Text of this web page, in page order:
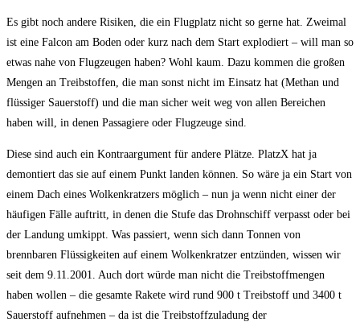
Es gibt noch andere Risiken, die ein Flugplatz nicht so gerne hat. Zweimal
ist eine Falcon am Boden oder kurz nach dem Start explodiert – will man so
etwas nahe von Flugzeugen haben? Wohl kaum. Dazu kommen die großen
Mengen an Treibstoffen, die man sonst nicht im Einsatz hat (Methan und
flüssiger Sauerstoff) und die man sicher weit weg von allen Bereichen
haben will, in denen Passagiere oder Flugzeuge sind.
Diese sind auch ein Kontraargument für andere Plätze. PlatzX hat ja
demontiert das sie auf einem Punkt landen können. So wäre ja ein Start von
einem Dach eines Wolkenkratzers möglich – nun ja wenn nicht einer der
häufigen Fälle auftritt, in denen die Stufe das Drohnschiff verpasst oder bei
der Landung umkippt. Was passiert, wenn sich dann Tonnen von
brennbaren Flüssigkeiten auf einem Wolkenkratzer entzünden, wissen wir
seit dem 9.11.2001. Auch dort würde man nicht die Treibstoffmengen
haben wollen – die gesamte Rakete wird rund 900 t Treibstoff und 3400 t
Sauerstoff aufnehmen – da ist die Treibstoffzuladung der